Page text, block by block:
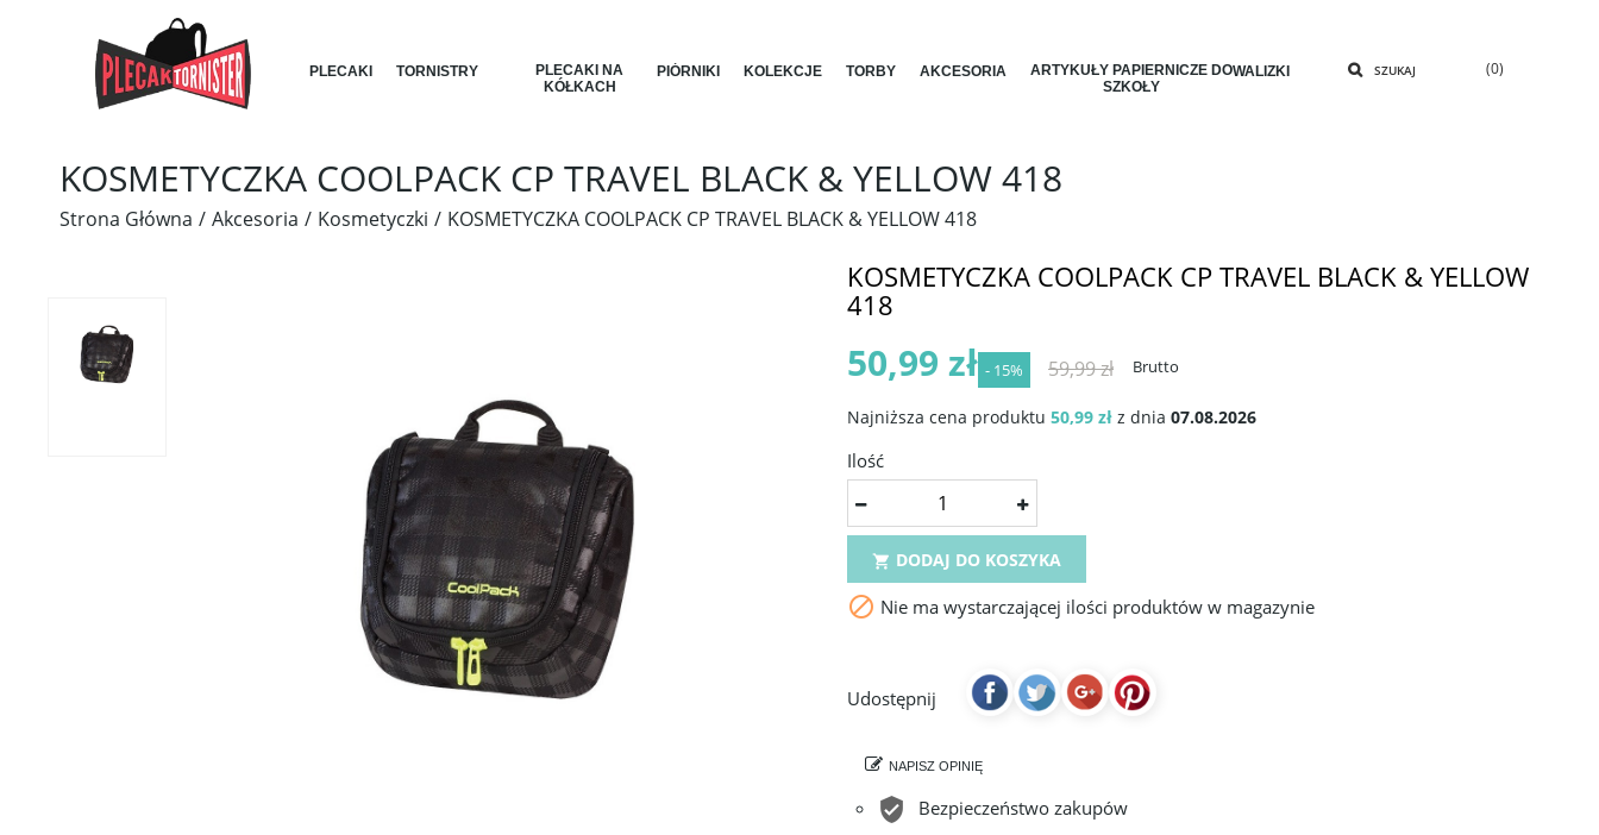
SZUKAJ (0)
PLECAKI TORNISTRY
PLECAKI NA
KÓŁKACH
PIÓRNIKI KOLEKCJE TORBY AKCESORIA
ARTYKUŁY PAPIERNICZE DO
SZKOŁY
WALIZKI
KOSMETYCZKA COOLPACK CP TRAVEL BLACK & YELLOW 418
Strona Główna Akcesoria Kosmetyczki KOSMETYCZKA COOLPACK CP TRAVEL BLACK & YELLOW 418
KOSMETYCZKA COOLPACK CP TRAVEL BLACK & YELLOW
418
50,99 zł - 15% 59,99 zł Brutto
Najniższa cena produktu 50,99 zł z dnia 07.08.2026
Ilość
 DODAJ DO KOSZYKA
 Nie ma wystarczającej ilości produktów w magazynie
Udostępnij
NAPISZ OPINIĘ
Bezpieczeństwo zakupów